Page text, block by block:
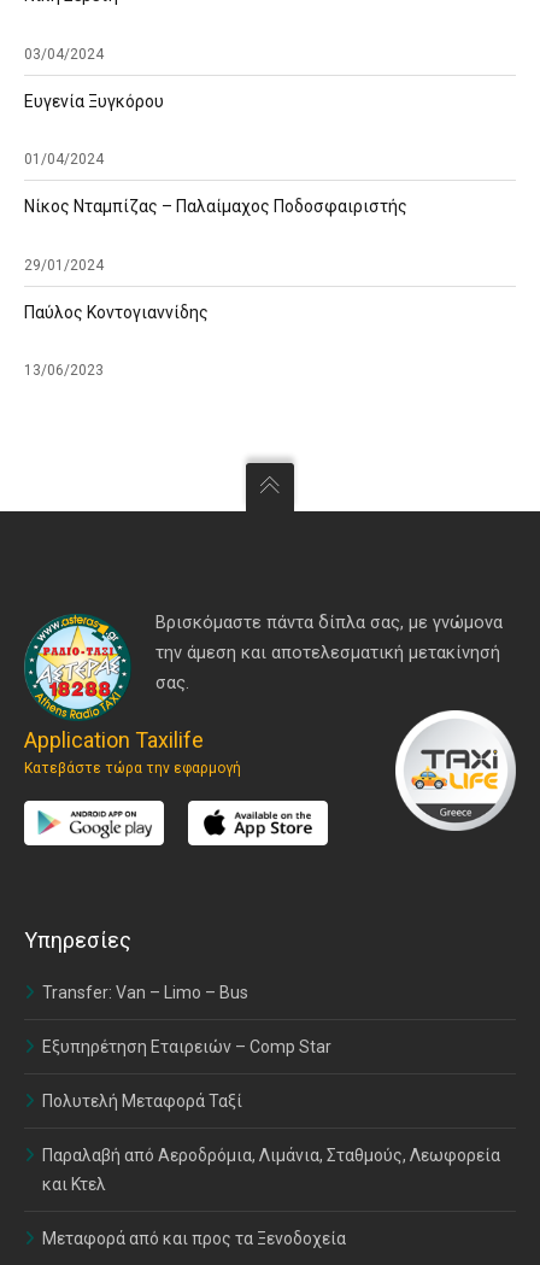
03/04/2024
Ευγενία Ξυγκόρου
01/04/2024
Νίκος Νταμπίζας – Παλαίμαχος Ποδοσφαιριστής
29/01/2024
Παύλος Κοντογιαννίδης
13/06/2023
Βρισκόμαστε πάντα δίπλα σας, με γνώμονα
την άμεση και αποτελεσματική μετακίνησή
σας.
Application Taxilife
Κατεβάστε τώρα την εφαρμογή
Υπηρεσίες
Transfer: Van – Limo – Bus
Εξυπηρέτηση Εταιρειών – Comp Star
Πολυτελή Μεταφορά Ταξί
Παραλαβή από Αεροδρόμια, Λιμάνια, Σταθμούς, Λεωφορεία
και Κτελ
Μεταφορά από και προς τα Ξενοδοχεία